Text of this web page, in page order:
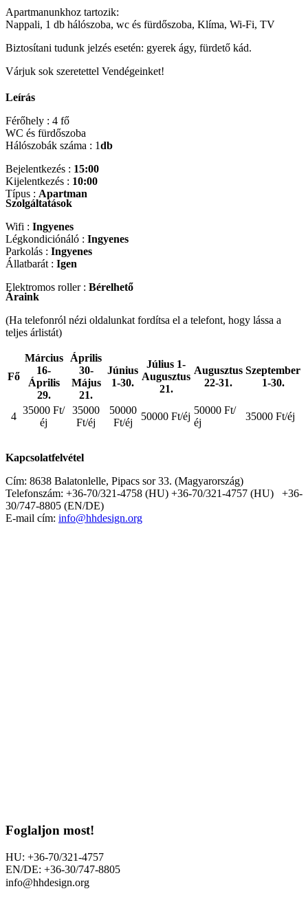
Apartmanunkhoz tartozik:
Nappali, 1 db hálószoba, wc és fürdőszoba, Klíma, Wi-Fi, TV
Biztosítani tudunk jelzés esetén: gyerek ágy, fürdető kád.
Várjuk sok szeretettel Vendégeinket!
Leírás
Férőhely : 4 fő
WC és fürdőszoba
Hálószobák száma : 1db
Bejelentkezés : 15:00
Kijelentkezés : 10:00
Típus : Apartman
Szolgáltatások
Wifi : Ingyenes
Légkondiciónáló : Ingyenes
Parkolás : Ingyenes
Állatbarát : Igen
Elektromos roller : Bérelhető
Áraink
(Ha telefonról nézi oldalunkat fordítsa el a telefont, hogy lássa a
teljes árlistát)
Fő
Március
16-
Április
29.
Április
30-
Május
21.
Június
1-30.
Július 1-
Augusztus
21.
Augusztus
22-31.
Szeptember
1-30.
4
35000 Ft/
éj
35000
Ft/éj
50000
Ft/éj
50000 Ft/éj
50000 Ft/
éj
35000 Ft/éj
Kapcsolatfelvétel
Cím: 8638 Balatonlelle, Pipacs sor 33. (Magyarország)
Telefonszám: +36-70/321-4758 (HU) +36-70/321-4757 (HU) +36-
30/747-8805 (EN/DE)
E-mail cím: info@hhdesign.org
Foglaljon most!
HU: +36-70/321-4757
EN/DE: +36-30/747-8805
info@hhdesign.org